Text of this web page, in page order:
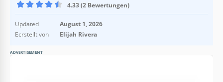
4.33 (2 Bewertungen)
Updated
August 1, 2026
Ecrstellt von
Elijah Rivera
ADVERTISEMENT